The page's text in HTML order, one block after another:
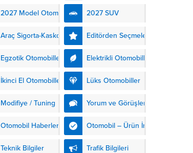
kendinden şarjlı hibrit
teknolojisiyle buluşturuyor.
DS Automobiles’in yeni...
2027 Model Otomobiller 2027 SUV
Araç Sigorta-Kasko Editörden Seçmeler
Egzotik Otomobiller Elektrikli Otomobiller
İkinci El Otomobiller Lüks Otomobiller
Modifiye / Tuning Yorum ve Görüşler
Otomobil Haberleri Otomobil – Ürün İnceleme
Teknik Bilgiler Trafik Bilgileri